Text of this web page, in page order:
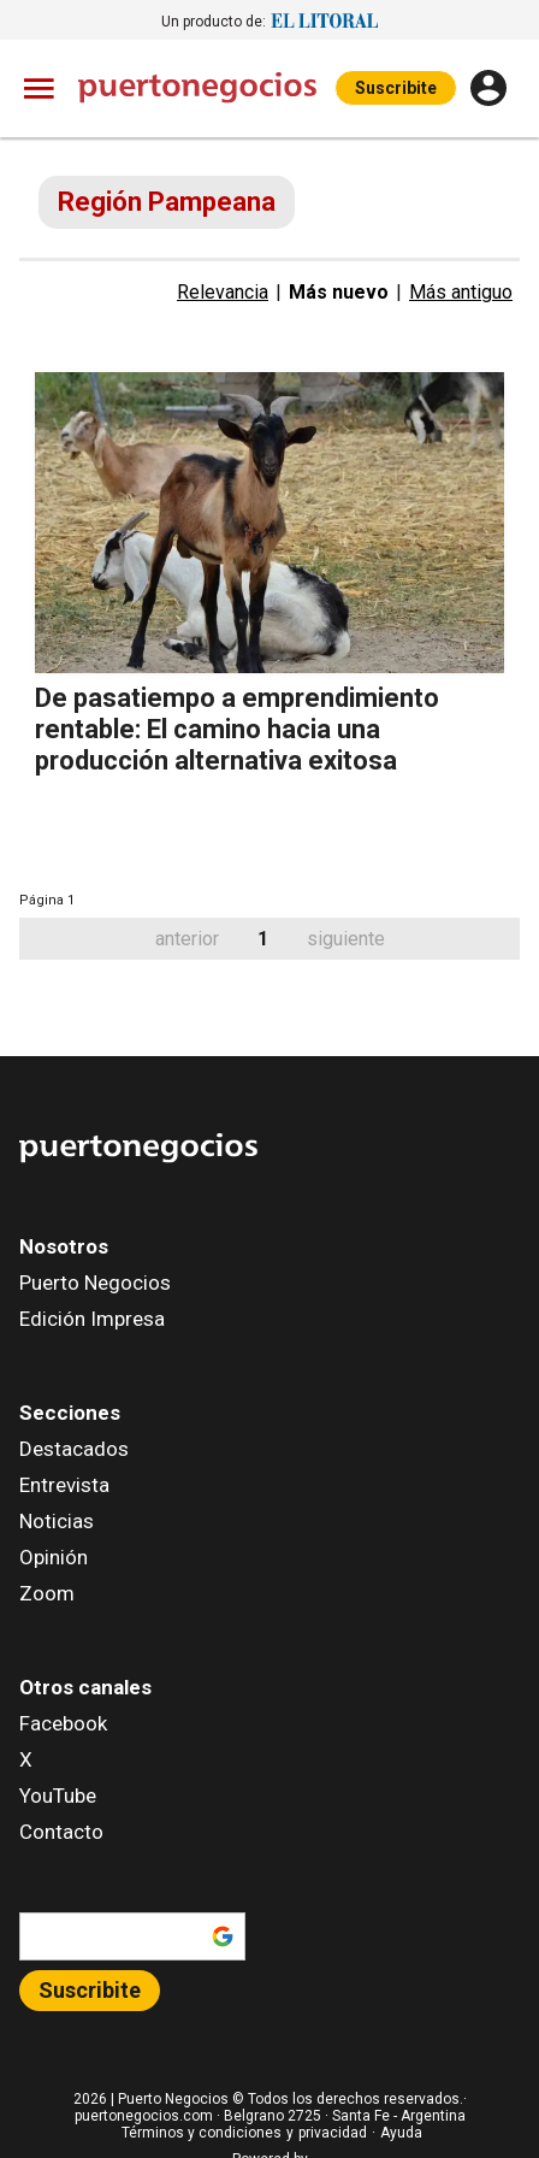
Un producto de:
Suscribite
Región Pampeana
Relevancia | Más nuevo | Más antiguo
De pasatiempo a emprendimiento
rentable: El camino hacia una
producción alternativa exitosa
Página 1
anterior 1 siguiente
Nosotros
Puerto Negocios
Edición Impresa
Secciones
Destacados
Entrevista
Noticias
Opinión
Zoom
Otros canales
Facebook
X
YouTube
Contacto
Suscribite
2026 | Puerto Negocios © Todos los derechos reservados.·
puertonegocios.com · Belgrano 2725 · Santa Fe - Argentina
Términos y condiciones y privacidad · Ayuda